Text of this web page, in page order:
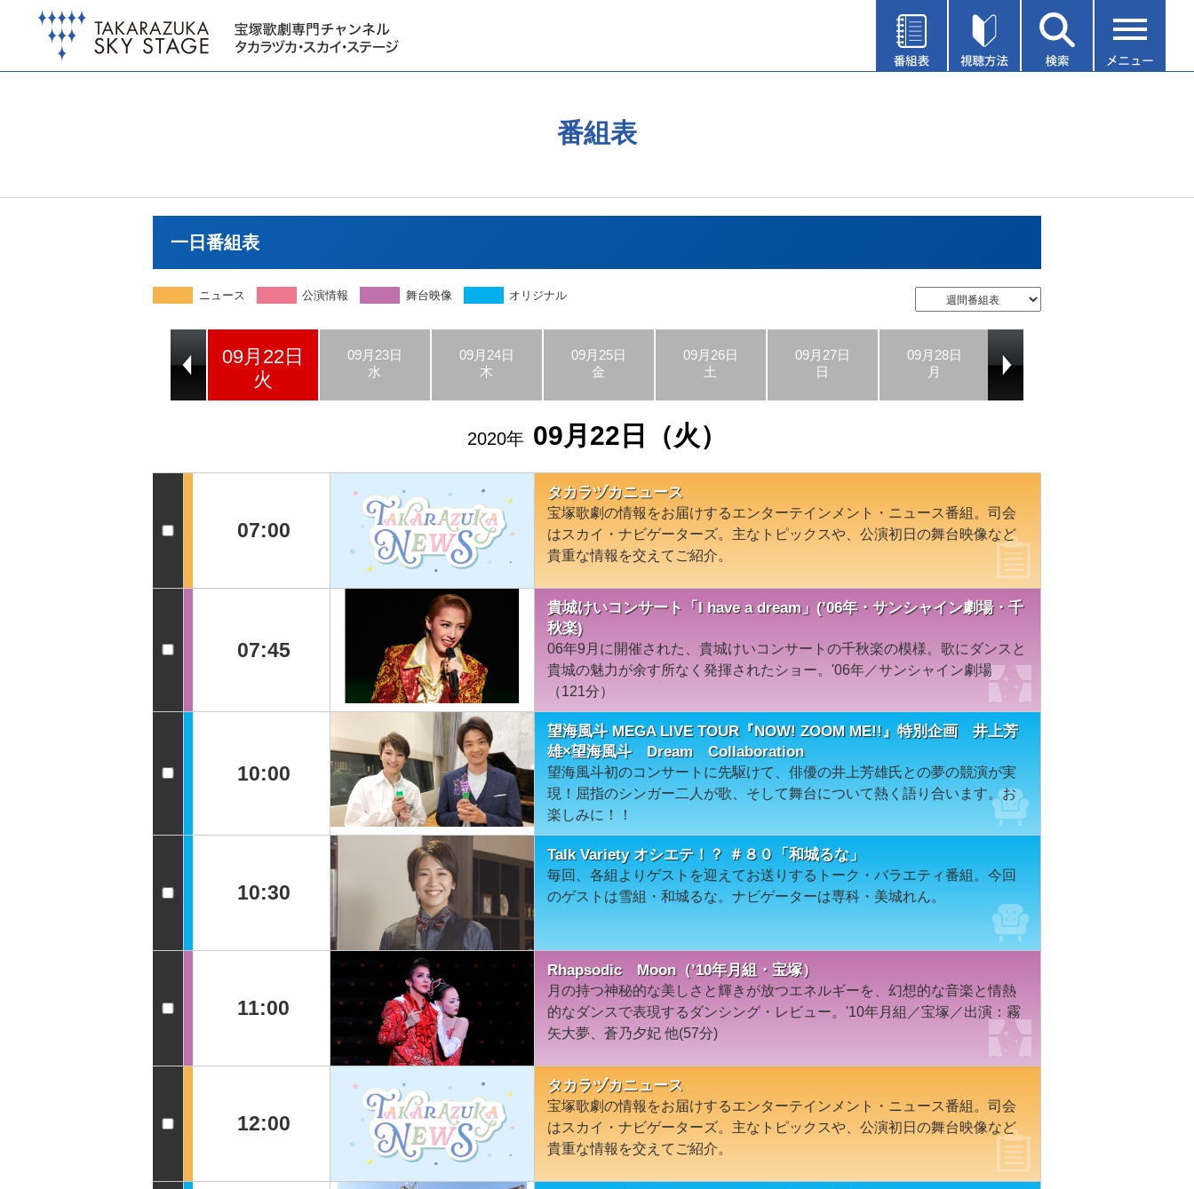
番組表
一日番組表
ニュース 公演情報 舞台映像 オリジナル
09月22日
火
09月23日
水
09月24日
木
09月25日
金
09月26日
土
09月27日
日
09月28日
月
2020年 09月22日（火）
07:00
タカラヅカニュース
宝塚歌劇の情報をお届けするエンターテインメント・ニュース番組。司会
はスカイ・ナビゲーターズ。主なトピックスや、公演初日の舞台映像など
貴重な情報を交えてご紹介。
07:45
貴城けいコンサート「I have a dream」(’06年・サンシャイン劇場・千
秋楽)
06年9月に開催された、貴城けいコンサートの千秋楽の模様。歌にダンスと
貴城の魅力が余す所なく発揮されたショー。'06年／サンシャイン劇場
（121分）
10:00
望海風斗 MEGA LIVE TOUR『NOW! ZOOM ME!!』特別企画 井上芳
雄×望海風斗 Dream Collaboration
望海風斗初のコンサートに先駆けて、俳優の井上芳雄氏との夢の競演が実
現！屈指のシンガー二人が歌、そして舞台について熱く語り合います。お
楽しみに！！
10:30
Talk Variety オシエテ！？ ＃８０「和城るな」
毎回、各組よりゲストを迎えてお送りするトーク・バラエティ番組。今回
のゲストは雪組・和城るな。ナビゲーターは専科・美城れん。
11:00
Rhapsodic Moon（’10年月組・宝塚）
月の持つ神秘的な美しさと輝きが放つエネルギーを、幻想的な音楽と情熱
的なダンスで表現するダンシング・レビュー。'10年月組／宝塚／出演：霧
矢大夢、蒼乃夕妃 他(57分)
12:00
タカラヅカニュース
宝塚歌劇の情報をお届けするエンターテインメント・ニュース番組。司会
はスカイ・ナビゲーターズ。主なトピックスや、公演初日の舞台映像など
貴重な情報を交えてご紹介。